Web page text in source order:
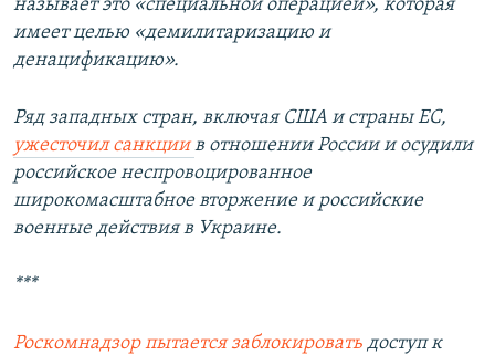
называет это «специальной операцией», которая
имеет целью «демилитаризацию и
денацификацию».
Ряд западных стран, включая США и страны ЕС,
ужесточил санкциив отношении России и осудили
российское неспровоцированное
широкомасштабное вторжение и российские
военные действия в Украине.
***
Роскомнадзор пытается заблокировать доступ к